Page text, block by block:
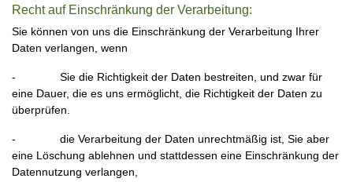
Recht auf Einschränkung der Verarbeitung:
Sie können von uns die Einschränkung der Verarbeitung Ihrer
Daten verlangen, wenn
- Sie die Richtigkeit der Daten bestreiten, und zwar für
eine Dauer, die es uns ermöglicht, die Richtigkeit der Daten zu
überprüfen.
- die Verarbeitung der Daten unrechtmäßig ist, Sie aber
eine Löschung ablehnen und stattdessen eine Einschränkung der
Datennutzung verlangen,